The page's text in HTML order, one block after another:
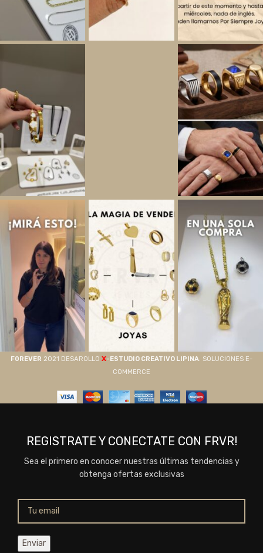
F0REVER 2021 DESAROLLO X-ESTUDIO CREATIVO LIPINA. SOLUCIONES E-
COMMERCE
REGISTRATE Y CONECTATE CON FRVR!
Sea el primero en conocer nuestras últimas tendencias y
obtenga ofertas exclusivas